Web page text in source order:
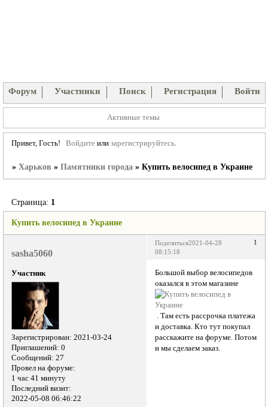
Форум Участники Поиск Регистрация Войти
Активные темы
Привет, Гость! Войдитеили зарегистрируйтесь.
» Харьков » Памятники города » Купить велосипед в Украине
Купить велосипед в Украине
Страница: 1
Поделиться 1
2021-04-28
08:15:18
sasha5060
Участник
Зарегистрирован: 2021-03-24
Приглашений: 0
Сообщений: 27
Провел на форуме:
1 час 41 минуту
Последний визит:
2022-05-08 06:46:22
Большой выбор велосипедов
оказался в этом магазине
. Там есть рассрочка платежа
и доставка. Кто тут покупал
расскажите на форуме. Потом
и мы сделаем заказ.